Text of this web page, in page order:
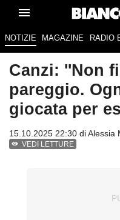
NOTIZIE MAGAZINE RADIO
Canzi: ''Non
pareggio.
giocata per
15.10.2025 22:30 diAlessia
VEDI LETTURE